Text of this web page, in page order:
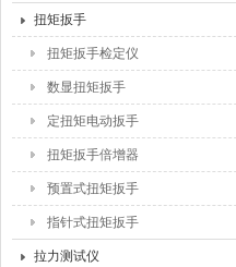
扭矩扳手
扭矩扳手检定仪
数显扭矩扳手
定扭矩电动扳手
扭矩扳手倍增器
预置式扭矩扳手
指针式扭矩扳手
拉力测试仪